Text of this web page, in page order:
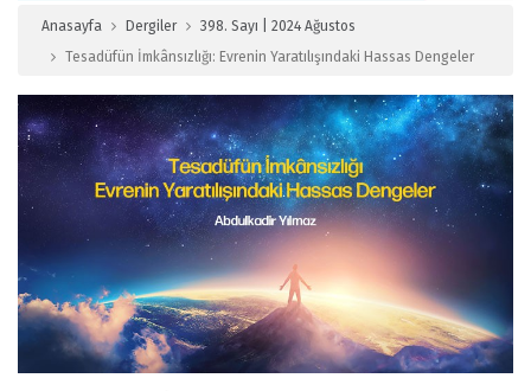
Anasayfa Dergiler
398. Sayı | 2024 Ağustos
Tesadüfün İmkânsızlığı: Evrenin Yaratılışındaki Hassas Dengeler